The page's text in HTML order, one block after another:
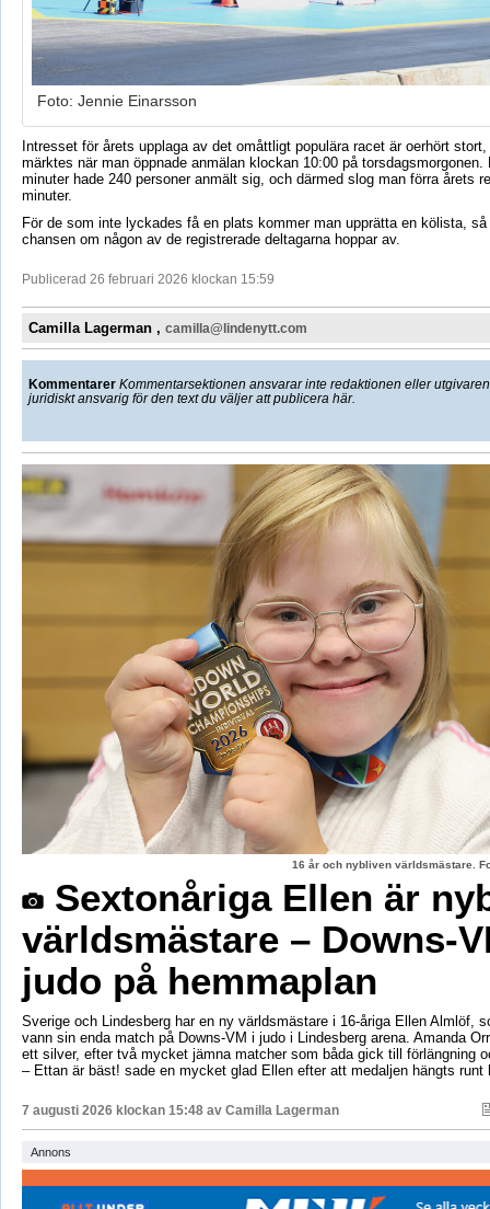
Foto: Jennie Einarsson
Intresset för årets upplaga av det omåttligt populära racet är oerhört
märktes när man öppnade anmälan klockan 10:00 på torsdagsmorgonen.
minuter hade 240 personer anmält sig, och därmed slog man förra årets
minuter.
För de som inte lyckades få en plats kommer man upprätta en kölista,
chansen om någon av de registrerade deltagarna hoppar av.
Publicerad 26 februari 2026 klockan 15:59
Camilla Lagerman , camilla@lindenytt.com
Kommentarer Kommentarsektionen ansvarar inte redaktionen eller
juridiskt ansvarig för den text du väljer att publicera här.
16 år och nybliven världsmästare.
Sextonåriga Ellen är
världsmästare – Downs-
judo på hemmaplan
Sverige och Lindesberg har en ny världsmästare i 16-åriga Ellen Almlöf,
vann sin enda match på Downs-VM i judo i Lindesberg arena. Amanda
ett silver, efter två mycket jämna matcher som båda gick till förlängning
– Ettan är bäst! sade en mycket glad Ellen efter att medaljen hängts runt
7 augusti 2026 klockan 15:48 av Camilla Lagerman
Annons